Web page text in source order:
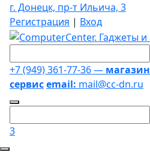
г. Донецк, пр-т Ильича, 3
Регистрация | Вход
+7 (949) 361-77-36 — магазин
сервисemail: mail@cc-dn.ru
3